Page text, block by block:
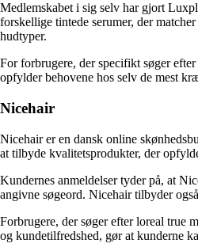
Medlemskabet i sig selv har gjort
forskellige tintede serumer, der
hudtyper.
For forbrugere, der specifikt søger
opfylder behovene hos selv de mest
Nicehair
Nicehair er en dansk online
at tilbyde kvalitetsprodukter, der
Kundernes anmeldelser tyder på, at
angivne søgeord. Nicehair tilbyder
Forbrugere, der søger efter loreal true
og kundetilfredshed, gør at kunderne